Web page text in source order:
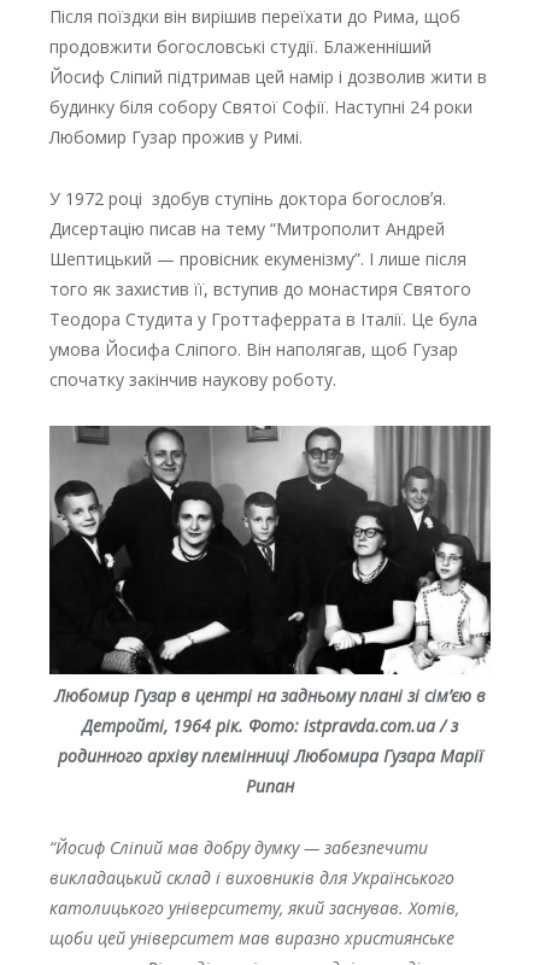
Після поїздки він вирішив переїхати до Рима, щоб
продовжити богословські студії. Блаженніший
Йосиф Сліпий підтримав цей намір і дозволив жити в
будинку біля собору Святої Софії. Наступні 24 роки
Любомир Гузар прожив у Римі.
У 1972 році здобув ступінь доктора богословʼя.
Дисертацію писав на тему “Митрополит Андрей
Шептицький — провісник екуменізму”. І лише після
того як захистив її, вступив до монастиря Святого
Теодора Студита у Гроттаферрата в Італії. Це була
умова Йосифа Сліпого. Він наполягав, щоб Гузар
спочатку закінчив наукову роботу.
Любомир Гузар в центрі на задньому плані зі сім’єю в
Детройті, 1964 рік. Фото: istpravda.com.ua / з
родинного архіву племінниці Любомира Гузара Марії
Рипан
“Йосиф Сліпий мав добру думку — забезпечити
викладацький склад і виховників для Українського
католицького університету, який заснував. Хотів,
щоби цей університет мав виразно християнське